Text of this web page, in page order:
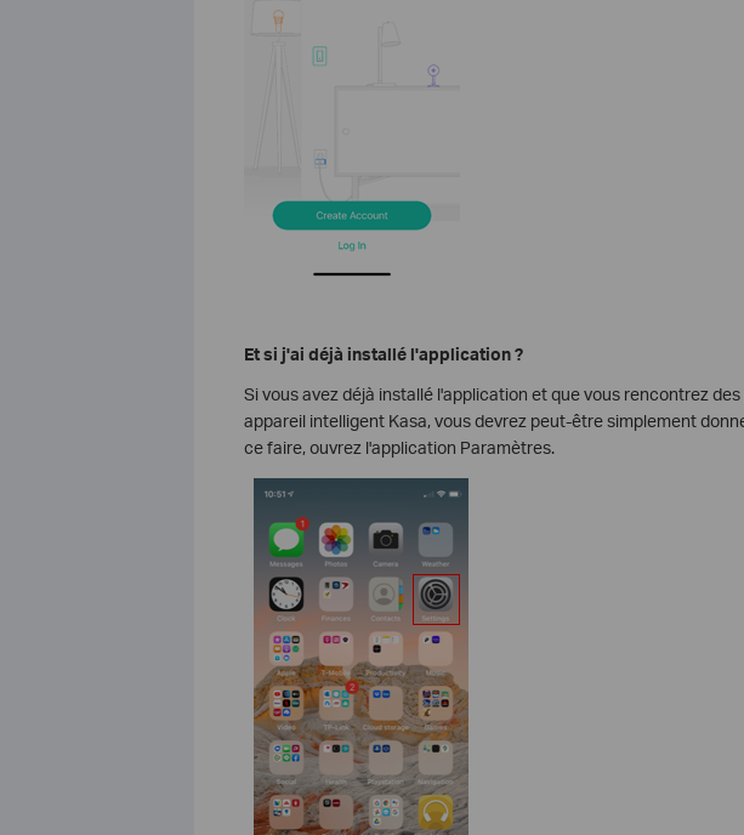
Et si j'ai déjà installé l'application ?
Si vous avez déjà installé l'application et que vous rencontrez
appareil intelligent Kasa, vous devrez peut-être simplement
ce faire, ouvrez l'application Paramètres.